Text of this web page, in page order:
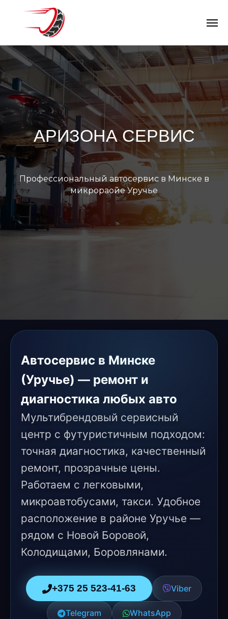
АРИЗОНА СЕРВИС
Профессиональный автосервис в Минске в
микрораойе Уручье
Автосервис в Минске
(Уручье) — ремонт и
диагностика любых авто
Мультибрендовый сервисный
центр с футуристичным подходом:
точная диагностика, качественный
ремонт, прозрачные цены.
Работаем с легковыми,
микроавтобусами, такси. Удобное
расположение в районе Уручье —
рядом с Новой Боровой,
Колодищами, Боровлянами.
+375 25 523-41-63 Viber
Telegram WhatsApp